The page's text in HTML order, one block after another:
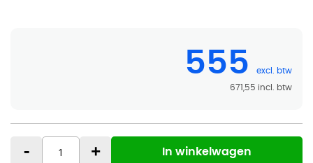
555
671,55
- + In winkelwagen